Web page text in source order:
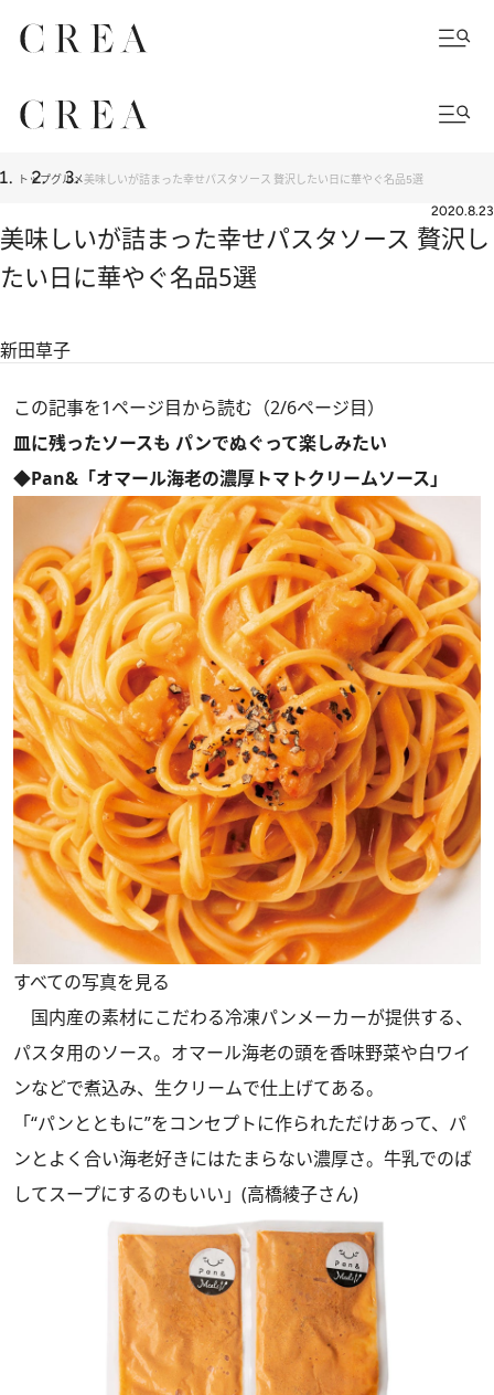
トップグルメ美味しいが詰まった幸せパスタソース 贅沢したい日に華やぐ名品5選
2020.8.23
美味しいが詰まった幸せパスタソース 贅沢し
たい日に華やぐ名品5選
新田草子
この記事を1ページ目から読む（2/6ページ目）
皿に残ったソースも パンでぬぐって楽しみたい
◆Pan&「オマール海老の濃厚トマトクリームソース」
すべての写真を見る
国内産の素材にこだわる冷凍パンメーカーが提供する、
パスタ用のソース。オマール海老の頭を香味野菜や白ワイ
ンなどで煮込み、生クリームで仕上げてある。
「“パンとともに”をコンセプトに作られただけあって、パ
ンとよく合い海老好きにはたまらない濃厚さ。牛乳でのば
してスープにするのもいい」(高橋綾子さん)